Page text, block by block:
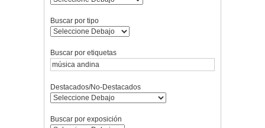
Buscar por tipo
Buscar por etiquetas
Destacados/No-Destacados
Buscar por exposición